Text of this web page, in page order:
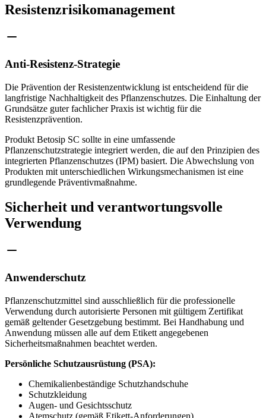
Resistenzrisikomanagement
Anti-Resistenz-Strategie
Die Prävention der Resistenzentwicklung ist entscheidend für die
langfristige Nachhaltigkeit des Pflanzenschutzes. Die Einhaltung der
Grundsätze guter fachlicher Praxis ist wichtig für die
Resistenzprävention.
Produkt Betosip SC sollte in eine umfassende
Pflanzenschutzstrategie integriert werden, die auf den Prinzipien des
integrierten Pflanzenschutzes (IPM) basiert. Die Abwechslung von
Produkten mit unterschiedlichen Wirkungsmechanismen ist eine
grundlegende Präventivmaßnahme.
Sicherheit und verantwortungsvolle
Verwendung
Anwenderschutz
Pflanzenschutzmittel sind ausschließlich für die professionelle
Verwendung durch autorisierte Personen mit gültigem Zertifikat
gemäß geltender Gesetzgebung bestimmt. Bei Handhabung und
Anwendung müssen alle auf dem Etikett angegebenen
Sicherheitsmaßnahmen beachtet werden.
Persönliche Schutzausrüstung (PSA):
Chemikalienbeständige Schutzhandschuhe
Schutzkleidung
Augen- und Gesichtsschutz
Atemschutz (gemäß Etikett-Anforderungen)